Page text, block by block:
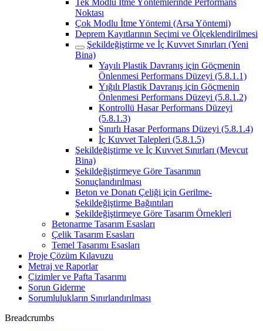
Tek Modlu İtme Yöntemlerinde Performans
Noktası
Çok Modlu İtme Yöntemi (Arsa Yöntemi)
Deprem Kayıtlarının Seçimi ve Ölçeklendirilmesi
Şekildeğiştirme ve İç Kuvvet Sınırları (Yeni
Bina)
Yayılı Plastik Davranış için Göçmenin
Önlenmesi Performans Düzeyi (5.8.1.1)
Yığılı Plastik Davranış için Göçmenin
Önlenmesi Performans Düzeyi (5.8.1.2)
Kontrollü Hasar Performans Düzeyi
(5.8.1.3)
Sınırlı Hasar Performans Düzeyi (5.8.1.4)
İç Kuvvet Talepleri (5.8.1.5)
Şekildeğiştirme ve İç Kuvvet Sınırları (Mevcut
Bina)
Şekildeğiştirmeye Göre Tasarımın
Sonuçlandırılması
Beton ve Donatı Çeliği için Gerilme-
Şekildeğiştirme Bağıntıları
Şekildeğiştirmeye Göre Tasarım Örnekleri
Betonarme Tasarım Esasları
Çelik Tasarım Esasları
Temel Tasarımı Esasları
Proje Çözüm Kılavuzu
Metraj ve Raporlar
Çizimler ve Pafta Tasarımı
Sorun Giderme
Sorumlulukların Sınırlandırılması
Breadcrumbs